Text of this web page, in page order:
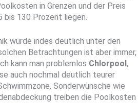
in Grenzen und der Preis
130 Prozent liegen.
würde indes deutlich unter den
Betrachtungen ist aber immer,
kann man problemlos Chlorpool ,
auch nochmal deutlich teurer
Sonderwünsche wie
treiben die Poolkosten